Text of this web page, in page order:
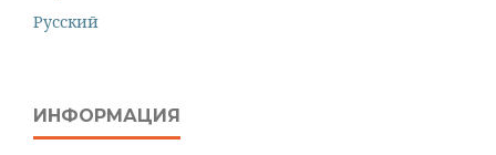
Русский
ИНФОРМАЦИЯ